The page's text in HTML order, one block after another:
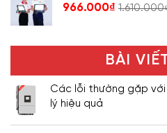
966.000₫ 1.610.000
BÀI
Các lỗi thường gặp
lý hiệu quả